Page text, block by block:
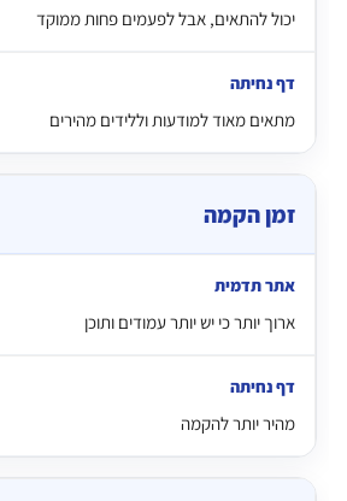
יכול להתאים, אבל לפעמים פחות ממוקד
מתאים מאוד למודעות וללידים מהירים
זמן הקמה
ארוך יותר כי יש יותר עמודים ותוכן
מהיר יותר להקמה